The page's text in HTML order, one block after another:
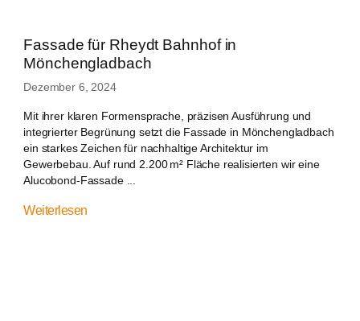
Fassade für Rheydt Bahnhof in
Mönchengladbach
Dezember 6, 2024
Mit ihrer klaren Formensprache, präzisen Ausführung und
integrierter Begrünung setzt die Fassade in Mönchengladbach
ein starkes Zeichen für nachhaltige Architektur im
Gewerbebau. Auf rund 2.200 m² Fläche realisierten wir eine
Alucobond-Fassade ...
Weiterlesen